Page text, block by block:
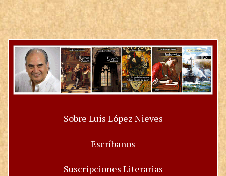
Sobre Luis López Nieves
Escríbanos
Suscripciones Literarias